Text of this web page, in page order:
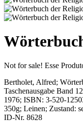
Not for sale! Esse
Bertholet, Alfred;
Taschenausgabe Band
1976; ISBN: 3-520-
350g; Leinen; Zustand:
ID-Nr. 8628